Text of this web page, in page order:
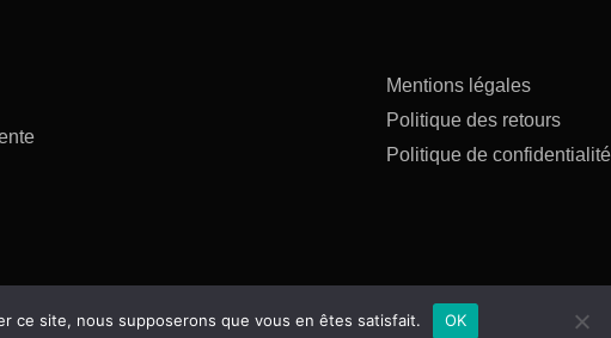
Mentions légales
Politique des retours
Politique de confidentialité
ce site, nous supposerons que vous en êtes satisfait. OK